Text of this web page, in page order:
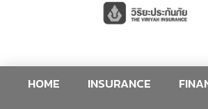
HOME INSURANCE